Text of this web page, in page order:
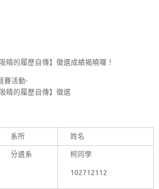
睛的履歷自傳】徵選成績揭曉囉！
賽活動-
睛的履歷自傳】徵選
系所 姓名
分遺系 柯同學
102712112